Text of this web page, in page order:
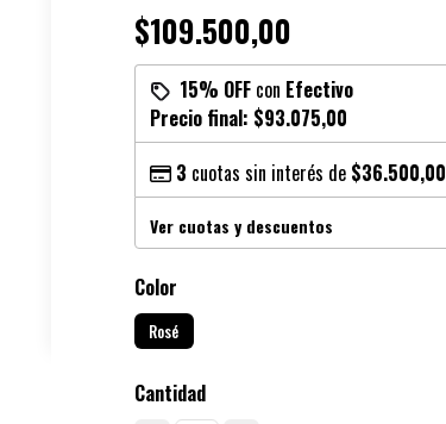
$109.500,00
15% OFFcon Efectivo
Precio final: $93.075,00
3 cuotas sin interés de $36.500,00
Ver cuotas y descuentos
Color
Rosé
Cantidad